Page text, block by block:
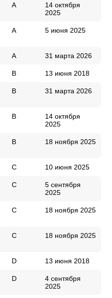
А
14 октября
2025
А 5 июня 2025
A 31 марта 2026
В 13 июня 2018
В 31 марта 2026
B
14 октября
2025
B 18 ноября 2025
C 10 июня 2025
С
5 сентября
2025
С 18 ноября 2025
C 18 ноября 2025
D 13 июня 2018
D
4 сентября
2025